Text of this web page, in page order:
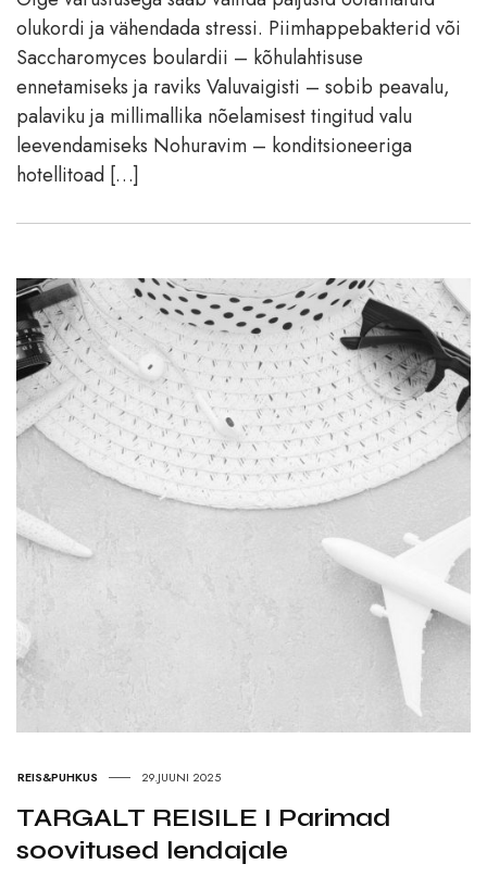
olukordi ja vähendada stressi. Piimhappebakterid või
Saccharomyces boulardii – kõhulahtisuse
ennetamiseks ja raviks Valuvaigisti – sobib peavalu,
palaviku ja millimallika nõelamisest tingitud valu
leevendamiseks Nohuravim – konditsioneeriga
hotellitoad […]
REIS&PUHKUS 29.JUUNI 2025
TARGALT REISILE I Parimad
soovitused lendajale